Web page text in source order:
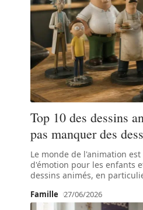
Top 10 des dessins
pas manquer des
Le monde de l'animation
d'émotion pour les enfants
dessins animés, en
Famille 27/06/2026